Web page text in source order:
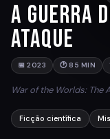
A Guerra
Ataque
📅 2023 🕐 85 MIN
War of the Worlds: The
Ficção científica